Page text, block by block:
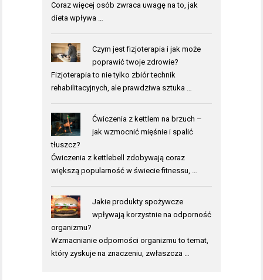
Coraz więcej osób zwraca uwagę na to, jak
dieta wpływa …
Czym jest fizjoterapia i jak może
poprawić twoje zdrowie?
Fizjoterapia to nie tylko zbiór technik
rehabilitacyjnych, ale prawdziwa sztuka …
Ćwiczenia z kettlem na brzuch –
jak wzmocnić mięśnie i spalić
tłuszcz?
Ćwiczenia z kettlebell zdobywają coraz
większą popularność w świecie fitnessu, …
Jakie produkty spożywcze
wpływają korzystnie na odporność
organizmu?
Wzmacnianie odporności organizmu to temat,
który zyskuje na znaczeniu, zwłaszcza …